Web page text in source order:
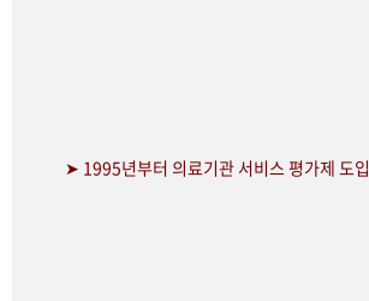
➤ 1995년부터 의료기관 서비스 평가제 도입